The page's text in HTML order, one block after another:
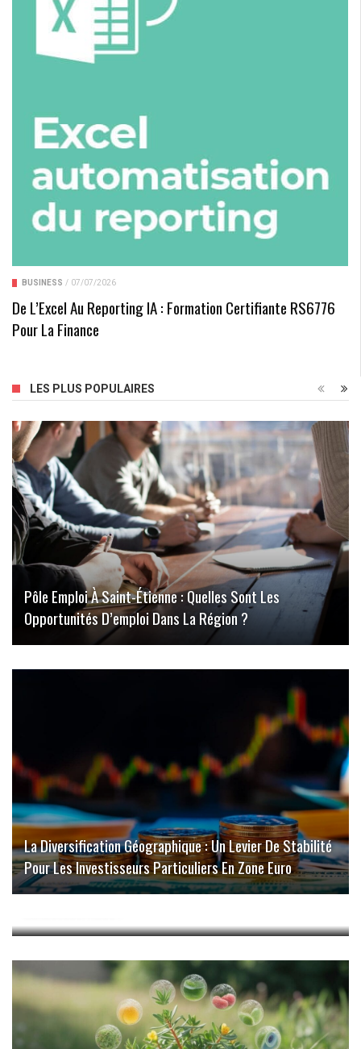
BUSINESS / 07/07/2026
De L’Excel Au Reporting IA : Formation Certifiante RS6776
Pour La Finance
LES PLUS POPULAIRES
Pôle Emploi À Saint-Étienne : Quelles Sont Les
Opportunités D’emploi Dans La Région ?
La Diversification Géographique : Un Levier De Stabilité
Pour Les Investisseurs Particuliers En Zone Euro
Découvrez Les Meilleurs Animes En Streaming Sur